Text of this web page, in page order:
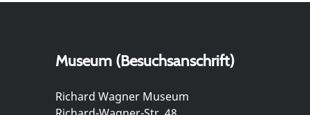
Museum (Besuchsanschrift)
Richard Wagner Museum